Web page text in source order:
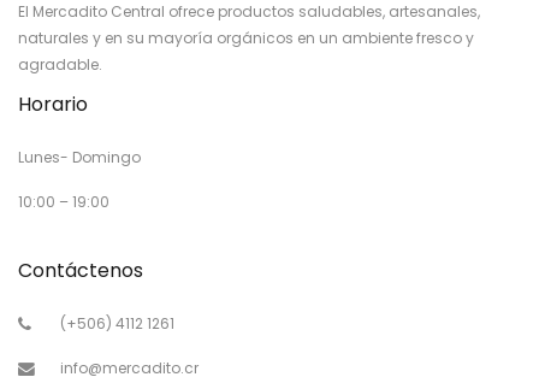
El Mercadito Central ofrece productos saludables, artesanales,
naturales y en su mayoría orgánicos en un ambiente fresco y
agradable.
Horario
Lunes- Domingo
10:00 – 19:00
Contáctenos
(+506) 4112 1261
info@mercadito.cr